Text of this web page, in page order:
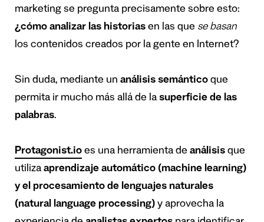
marketing se pregunta precisamente sobre esto:
¿cómo analizar las historias en las que se basan
los contenidos creados por la gente en Internet?
Sin duda, mediante un análisis semántico que
permita ir mucho más allá de la superficie de las
palabras.
Protagonist.io es una herramienta de análisis que
utiliza aprendizaje automático (machine learning)
y el procesamiento de lenguajes naturales
(natural language processing) y aprovecha la